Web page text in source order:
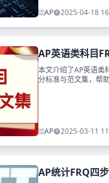
AP 2025-04-18
AP英语类科目
本文介绍了AP英语类
分标准与范文集，帮
AP 2025-03-11
AP统计FRQ四